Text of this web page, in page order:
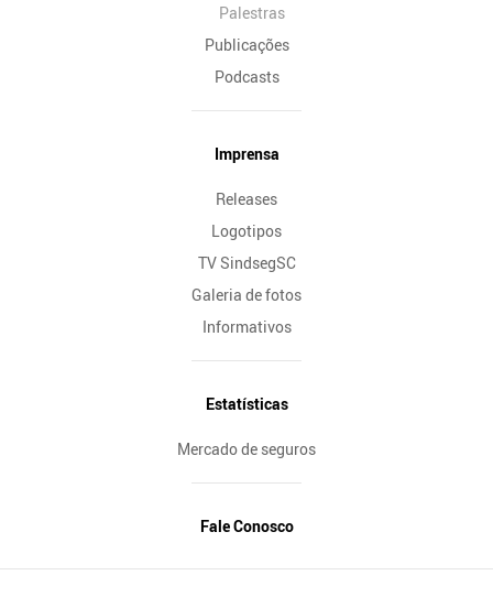
Palestras
Publicações
Podcasts
Imprensa
Releases
Logotipos
TV SindsegSC
Galeria de fotos
Informativos
Estatísticas
Mercado de seguros
Fale Conosco